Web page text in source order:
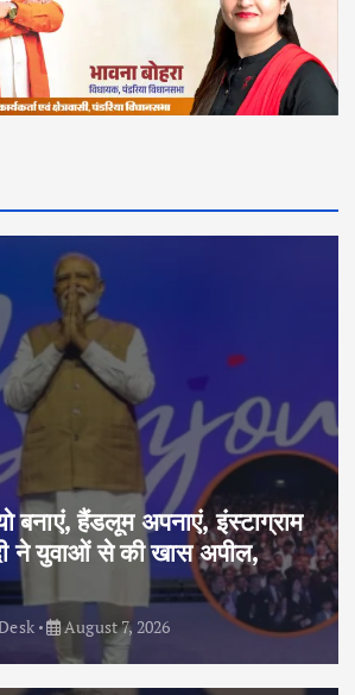
बनाएं, हैंडलूम अपनाएं, इंस्टाग्राम
ने युवाओं से की खास अपील,
August 7, 2026